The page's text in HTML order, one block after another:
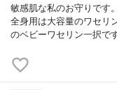
敏感肌な私のお守りです
全身用は大容量のワセリ
のベビーワセリン一択で